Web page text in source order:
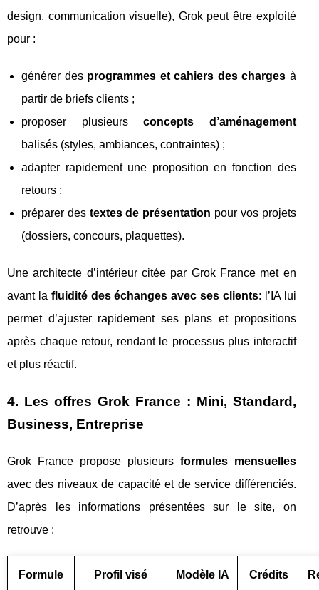
design, communication visuelle), Grok peut être exploité
pour :
générer des programmes et cahiers des charges à
partir de briefs clients ;
proposer plusieursconcepts d’aménagement
balisés (styles, ambiances, contraintes) ;
adapter rapidement une proposition en fonction des
retours ;
préparer des textes de présentation pour vos projets
(dossiers, concours, plaquettes).
Une architecte d’intérieur citée par Grok France met en
avant la fluidité des échanges avec ses clients: l’IA lui
permet d’ajuster rapidement ses plans et propositions
après chaque retour, rendant le processus plus interactif
et plus réactif.
4. Les offres Grok France : Mini, Standard,
Business, Entreprise
Grok France propose plusieurs formules mensuelles
avec des niveaux de capacité et de service différenciés.
D’après les informations présentées sur le site, on
retrouve :
Formule Profil visé Modèle IA Crédits